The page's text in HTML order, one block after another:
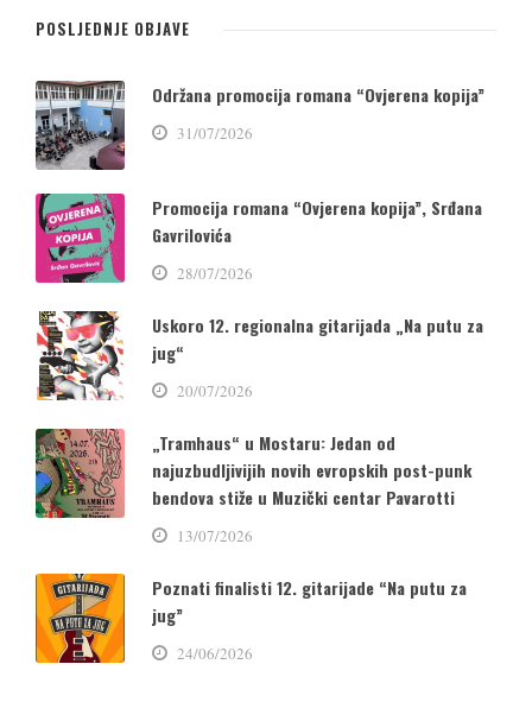
POSLJEDNJE OBJAVE
Održana promocija romana “Ovjerena kopija”
31/07/2026
Promocija romana “Ovjerena kopija”, Srđana
Gavrilovića
28/07/2026
Uskoro 12. regionalna gitarijada „Na putu za
jug“
20/07/2026
„Tramhaus“ u Mostaru: Jedan od
najuzbudljivijih novih evropskih post-punk
bendova stiže u Muzički centar Pavarotti
13/07/2026
Poznati finalisti 12. gitarijade “Na putu za
jug”
24/06/2026